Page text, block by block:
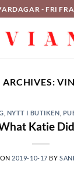
- FRI
ARCHIVES:
NYTT I BUTIKEN
Katie
2019-10-17 BY